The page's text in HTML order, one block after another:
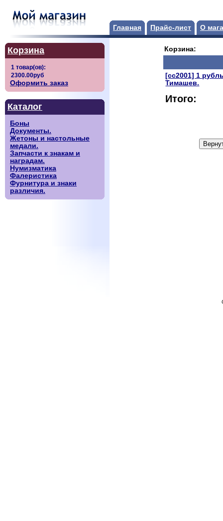
Главная Прайс-лист О
Корзина
Оформить заказ
Каталог
Боны
Документы.
Жетоны и настольные
медали.
Запчасти к знакам и
наградам.
Нумизматика
Фалеристика
Фурнитура и знаки
различия.
Корзина:
[сс2001] 1
Тимашев.
Итого: